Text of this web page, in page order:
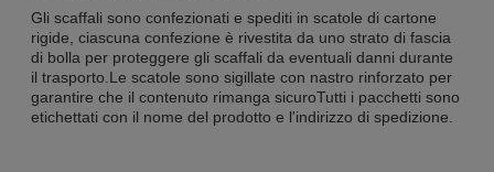
Gli scaffali sono confezionati e spediti in scatole di cartone
rigide, ciascuna confezione è rivestita da uno strato di fascia
di bolla per proteggere gli scaffali da eventuali danni durante
il trasporto.Le scatole sono sigillate con nastro rinforzato per
garantire che il contenuto rimanga sicuroTutti i pacchetti sono
etichettati con il nome del prodotto e l'indirizzo di spedizione.